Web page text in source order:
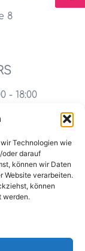
Technologien wie
oder darauf
können wir Daten
Website verarbeiten.
können
werden.
8
- 18:00
- 18:00
- 18:00